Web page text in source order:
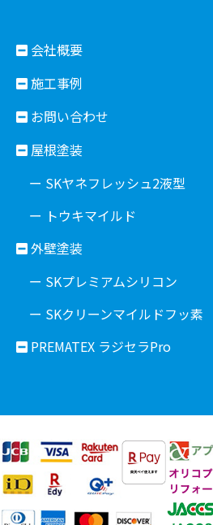
会社概要
施工事例
お問い合わせ
屋根塗装
ー SKヤネフレッシュ2液型
ー トウキマイルド
外壁塗装
ー SKプレミアムシリコン
ー SKクリーンマイルドフッ素
PREMATEX ラジセラPro